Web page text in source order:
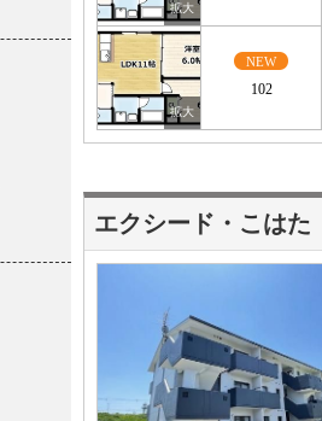
NEW
102
エクシード・こはた